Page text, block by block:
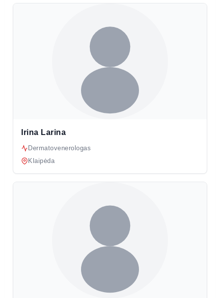
Irina Larina
Dermatovenerologas
Klaipėda